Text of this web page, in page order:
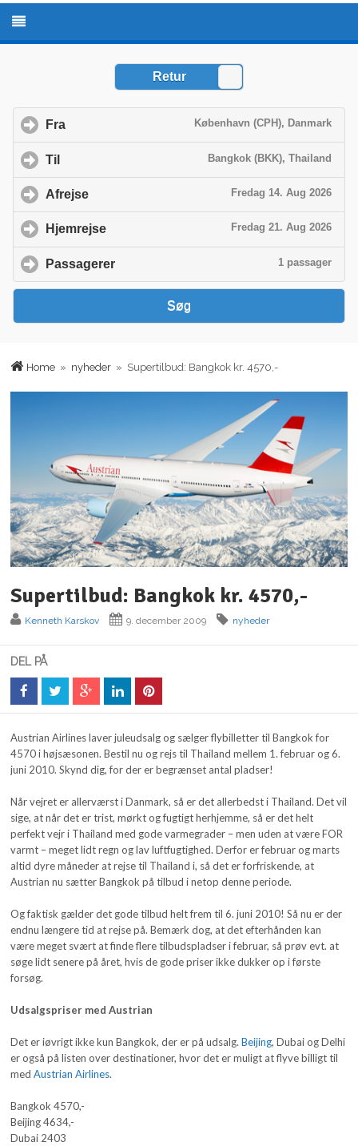
Home » nyheder » Supertilbud: Bangkok kr. 4570,-
Supertilbud: Bangkok kr. 4570,-
Kenneth Karskov 9. december 2009 nyheder
DEL PÅ
Austrian Airlines laver juleudsalg og sælger flybilletter til Bangkok for
4570 i højsæsonen. Bestil nu og rejs til Thailand mellem 1. februar og 6.
juni 2010. Skynd dig, for der er begrænset antal pladser!
Når vejret er allerværst i Danmark, så er det allerbedst i Thailand. Det vil
sige, at når det er trist, mørkt og fugtigt herhjemme, så er det helt
perfekt vejr i Thailand med gode varmegrader – men uden at være FOR
varmt – meget lidt regn og lav luftfugtighed. Derfor er februar og marts
altid dyre måneder at rejse til Thailand i, så det er forfriskende, at
Austrian nu sætter Bangkok på tilbud i netop denne periode.
Og faktisk gælder det gode tilbud helt frem til 6. juni 2010! Så nu er der
endnu længere tid at rejse på. Bemærk dog, at det efterhånden kan
være meget svært at finde flere tilbudspladser i februar, så prøv evt. at
søge lidt senere på året, hvis de gode priser ikke dukker op i første
forsøg.
Udsalgspriser med Austrian
Det er iøvrigt ikke kun Bangkok, der er på udsalg.Beijing, Dubai og Delhi
er også på listen over destinationer, hvor det er muligt at flyve billigt til
medAustrian Airlines.
Bangkok 4570,-
Beijing 4634,-
Dubai 2403